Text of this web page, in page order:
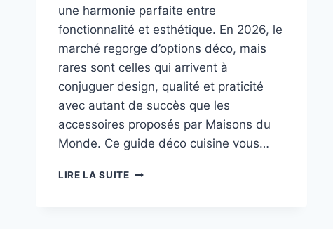
une harmonie parfaite entre
fonctionnalité et esthétique. En 2026, le
marché regorge d’options déco, mais
rares sont celles qui arrivent à
conjuguer design, qualité et praticité
avec autant de succès que les
accessoires proposés par Maisons du
Monde. Ce guide déco cuisine vous…
LIRE LA SUITEGUIDE